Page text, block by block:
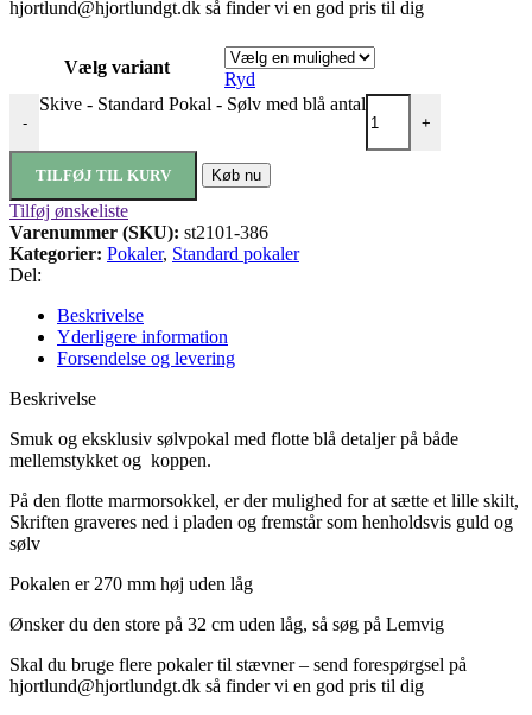
hjortlund@hjortlundgt.dk så finder vi en god pris til dig
Vælg variant
Ryd
-
Skive - Standard Pokal - Sølv med blå antal
+
TILFØJ TIL KURV Køb nu
Tilføj ønskeliste
Varenummer (SKU): st2101-386
Kategorier: Pokaler, Standard pokaler
Del:
Beskrivelse
Yderligere information
Forsendelse og levering
Beskrivelse
Smuk og eksklusiv sølvpokal med flotte blå detaljer på både
mellemstykket og koppen.
På den flotte marmorsokkel, er der mulighed for at sætte et lille skilt,
Skriften graveres ned i pladen og fremstår som henholdsvis guld og
sølv
Pokalen er 270 mm høj uden låg
Ønsker du den store på 32 cm uden låg, så søg på Lemvig
Skal du bruge flere pokaler til stævner – send forespørgsel på
hjortlund@hjortlundgt.dk så finder vi en god pris til dig